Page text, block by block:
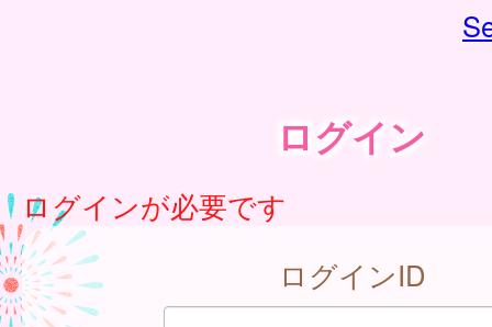
ログイン
ログインが必要です
ログインID